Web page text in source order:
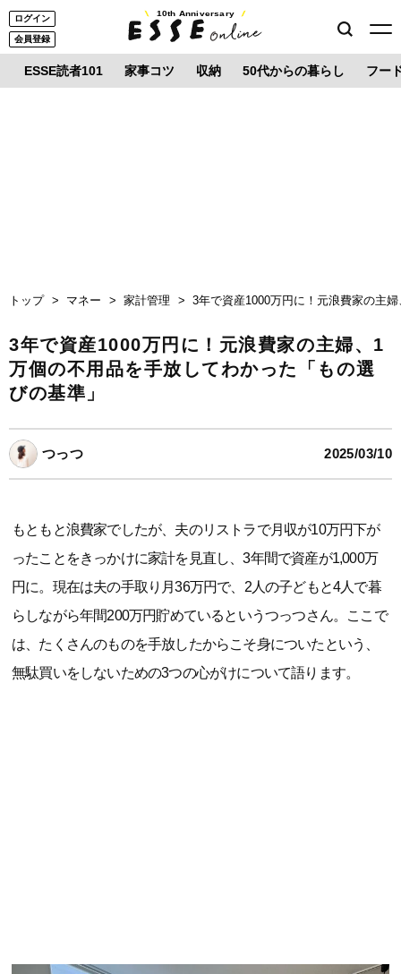
ログイン
会員登録
10th Anniversary
ESSE読者101 家事コツ 収納 50代からの暮らし フー
トップ マネー 家計管理 3年で資産1000万円に！元浪費家の主
3年で資産1000万円に！元浪費家の主婦、1
万個の不用品を手放してわかった「もの選
びの基準」
つっつ 2025/03/10
もともと浪費家でしたが、夫のリストラで月収が10万円下が
ったことをきっかけに家計を見直し、3年間で資産が1,000万
円に。現在は夫の手取り月36万円で、2人の子どもと4人で暮
らしながら年間200万円貯めているというつっつさん。ここで
は、たくさんのものを手放したからこそ身についたという、
無駄買いをしないための3つの心がけについて語ります。